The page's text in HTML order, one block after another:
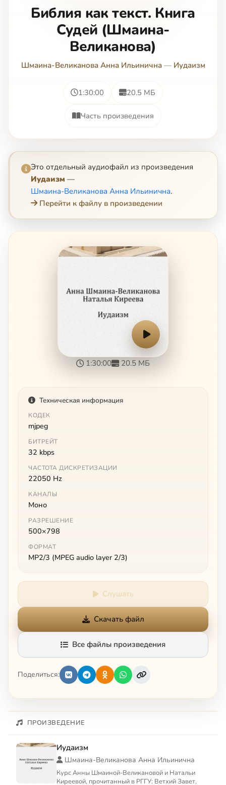
Библия как текст. Книга
Судей (Шмаина-
Великанова)
Шмаина-Великанова Анна Ильинична— Иудаизм
1:30:00 20.5 МБ
Часть произведения
Это отдельный аудиофайл из произведения
Иудаизм —
Шмаина-Великанова Анна Ильинична.
Перейти к файлу в произведении
1:30:00 20.5 МБ
Техническая информация
КОДЕК
mjpeg
БИТРЕЙТ
32 kbps
ЧАСТОТА ДИСКРЕТИЗАЦИИ
22050 Hz
КАНАЛЫ
Моно
РАЗРЕШЕНИЕ
500×798
ФОРМАТ
MP2/3 (MPEG audio layer 2/3)
Слушать
Скачать файл
Все файлы произведения
Поделиться:
ПРОИЗВЕДЕНИЕ
Иудаизм
Шмаина-Великанова Анна Ильинична
Курс Анны Шмаиной-Великановой и Натальи
Киреевой, прочитанный в РГГУ: Ветхий Завет,